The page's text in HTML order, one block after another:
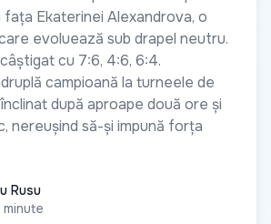
Ekaterinei Alexandrova, o
evoluează sub drapel neutru.
cu 7:6, 4:6, 6:4.
campioană la turneele de
după aproape două ore și
nereușind să-și impună forța
Rusu